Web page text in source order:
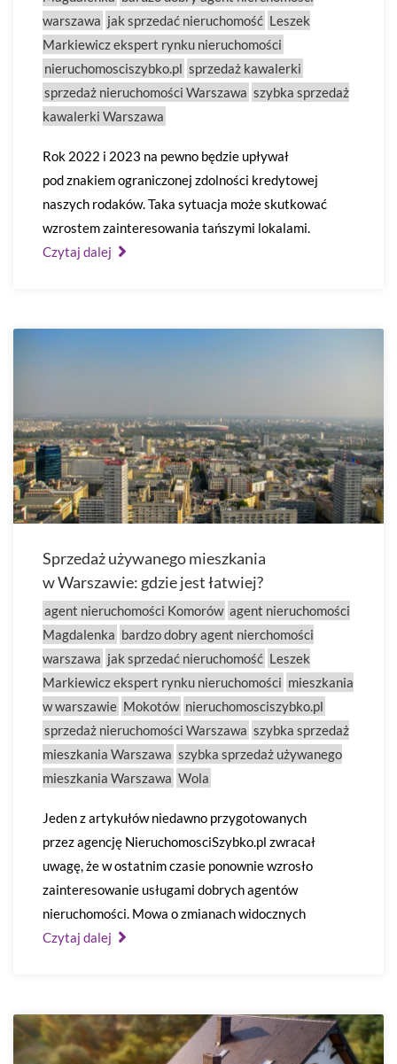
warszawa jak sprzedać nieruchomość Leszek
Markiewicz ekspert rynku nieruchomości
nieruchomosciszybko.pl sprzedaż kawalerki
sprzedaż nieruchomości Warszawa szybka sprzedaż
kawalerki Warszawa
Rok 2022 i 2023 na pewno będzie upływał
pod znakiem ograniczonej zdolności kredytowej
naszych rodaków. Taka sytuacja może skutkować
wzrostem zainteresowania tańszymi lokalami.
Czytaj dalej
Sprzedaż używanego mieszkania
w Warszawie: gdzie jest łatwiej?
agent nieruchomości Komorów agent nieruchomości
Magdalenka bardzo dobry agent nierchomości
warszawa jak sprzedać nieruchomość Leszek
Markiewicz ekspert rynku nieruchomości mieszkania
w warszawie Mokotów nieruchomosciszybko.pl
sprzedaż nieruchomości Warszawa szybka sprzedaż
mieszkania Warszawa szybka sprzedaż używanego
mieszkania Warszawa Wola
Jeden z artykułów niedawno przygotowanych
przez agencję NieruchomosciSzybko.pl zwracał
uwagę, że w ostatnim czasie ponownie wzrosło
zainteresowanie usługami dobrych agentów
nieruchomości. Mowa o zmianach widocznych
Czytaj dalej